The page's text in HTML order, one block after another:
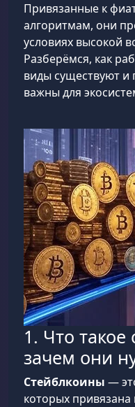
Привязанные к
алгоритмам, они
условиях высокой
Разберёмся, как
виды существуют и
важны для
1. Что
зачем они
Стейблкоины —
которых